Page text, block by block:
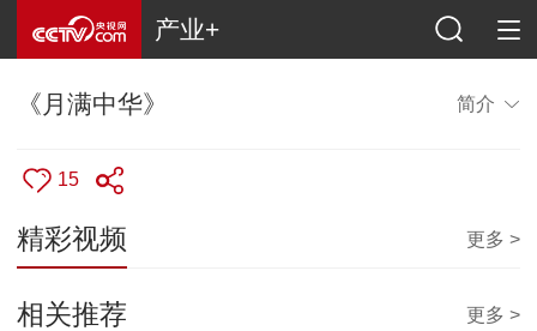
产业+
《月满中华》 简介
15
精彩视频 更多 >
相关推荐 更多 >